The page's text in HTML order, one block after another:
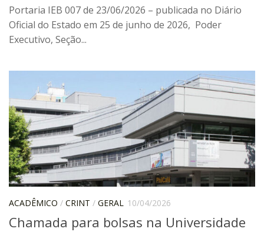
Pró-Reitoria de Pesquisa e Inovação
LABIEB
Extensão
Criação de Curso
Isenção
Comissões
CAAF
CaC
CD
CDH
CEQUALI
Portaria IEB 007 de 23/06/2026 – publicada no Diário
Oficial do Estado em 25 de junho de 2026, Poder
Executivo, Seção...
ACADÊMICO / CRINT / GERAL 10/04/2026
Chamada para bolsas na Universidade